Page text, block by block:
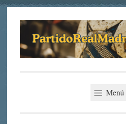
Saltar
contenido
Menú